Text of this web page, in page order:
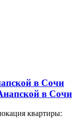
в Сочи
квартиры: